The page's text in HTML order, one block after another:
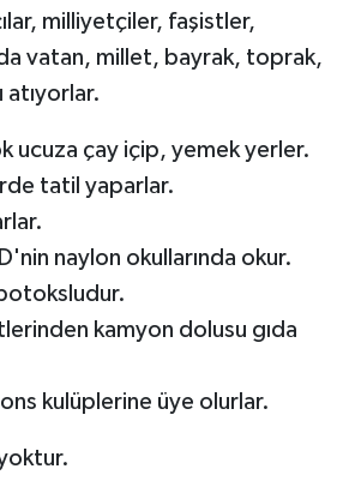
milliyetçiler, faşistler,
vatan, millet, bayrak, toprak,
atıyorlar.
ucuza çay içip, yemek yerler.
tatil yaparlar.
naylon okullarında okur.
kamyon dolusu gıda
kulüplerine üye olurlar.